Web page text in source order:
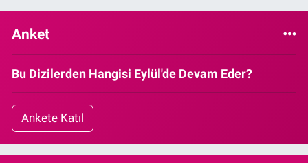
Anket
Bu Dizilerden Hangisi Eylül'de Devam Eder?
Ankete Katıl